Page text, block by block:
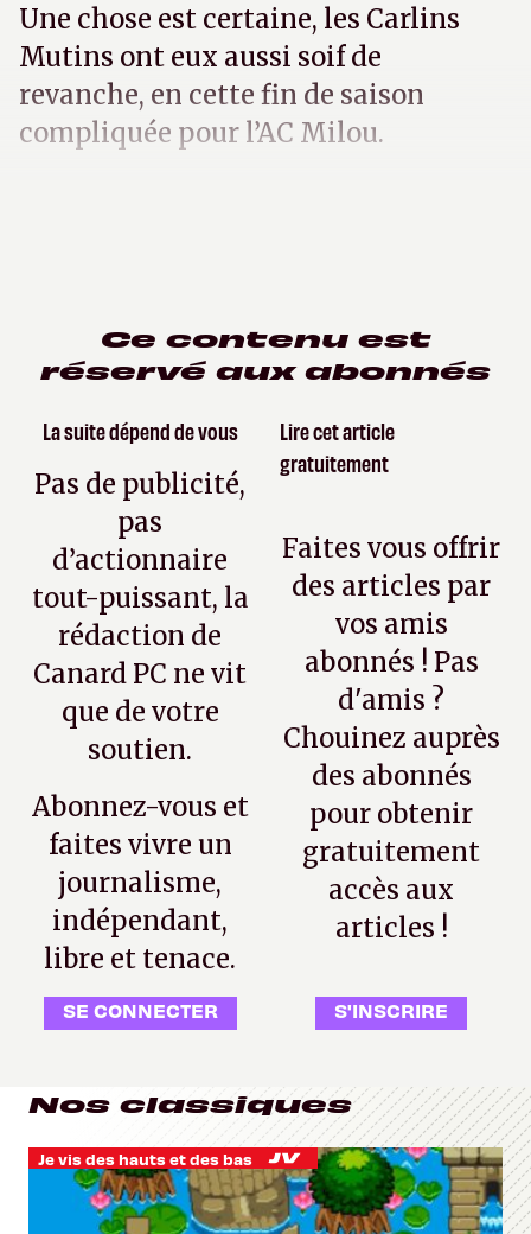
Une chose est certaine, les Carlins
Mutins ont eux aussi soif de
revanche, en cette fin de saison
compliquée pour l’AC Milou.
Ce contenu est
réservé aux abonnés
La suite dépend de vous
Pas de publicité,
pas
d’actionnaire
tout-puissant, la
rédaction de
Canard PC ne vit
que de votre
soutien.
Abonnez-vous et
faites vivre un
journalisme,
indépendant,
libre et tenace.
SE CONNECTER
Lire cet article
gratuitement
Faites vous offrir
des articles par
vos amis
abonnés ! Pas
d'amis ?
Chouinez auprès
des abonnés
pour obtenir
gratuitement
accès aux
articles !
S'INSCRIRE
Nos classiques
Je vis des hauts et des bas